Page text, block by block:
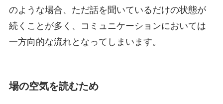
のような場合、ただ話を聞いているだけの状態が
続くことが多く、コミュニケーションにおいては
一方向的な流れとなってしまいます。
場の空気を読むため